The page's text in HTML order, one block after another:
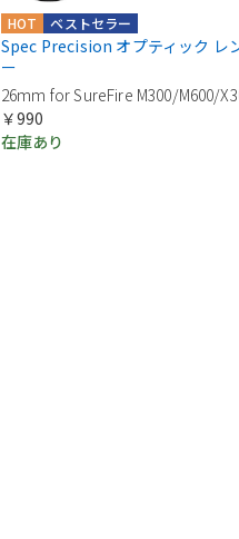
ベストセラー
HOT
Spec Precision オプティック レ
ー
26mm for SureFire M300/M600/
￥990
在庫あり